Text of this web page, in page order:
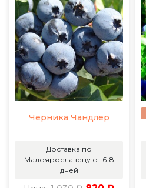
Черника Чандлер
Доставка по
Малоярославецу от 6-8
дней